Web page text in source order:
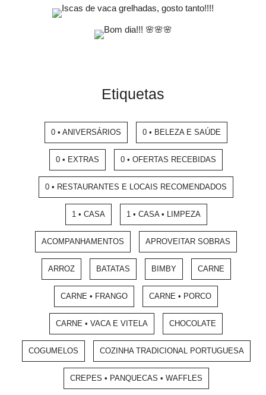
Etiquetas
0 • ANIVERSÁRIOS 0 • BELEZA E SAÚDE
0 • EXTRAS 0 • OFERTAS RECEBIDAS
0 • RESTAURANTES E LOCAIS RECOMENDADOS
1 • CASA 1 • CASA • LIMPEZA
ACOMPANHAMENTOS APROVEITAR SOBRAS
ARROZ BATATAS BIMBY CARNE
CARNE • FRANGO CARNE • PORCO
CARNE • VACA E VITELA CHOCOLATE
COGUMELOS COZINHA TRADICIONAL PORTUGUESA
CREPES • PANQUECAS • WAFFLES